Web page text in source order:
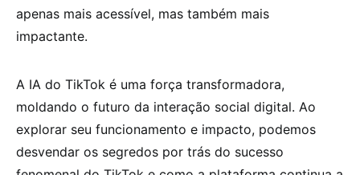
apenas mais acessível, mas também mais
impactante.
A IA do TikTok é uma força transformadora,
moldando o futuro da interação social digital. Ao
explorar seu funcionamento e impacto, podemos
desvendar os segredos por trás do sucesso